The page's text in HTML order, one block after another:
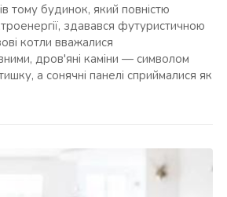
тому будинок, який повністю
здавався футуристичною
котли вважалися
дров'яні каміни — символом
а сонячні панелі сприймалися як